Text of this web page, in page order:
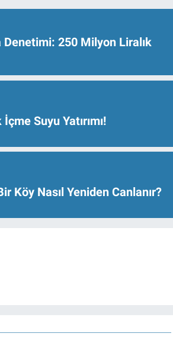
Denetimi: 250 Milyon Liralık
Suyu Yatırımı!
Köy Nasıl Yeniden Canlanır?